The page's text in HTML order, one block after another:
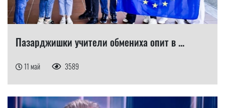
Пазарджишки учители обмениха опит в ...
11 май 3589